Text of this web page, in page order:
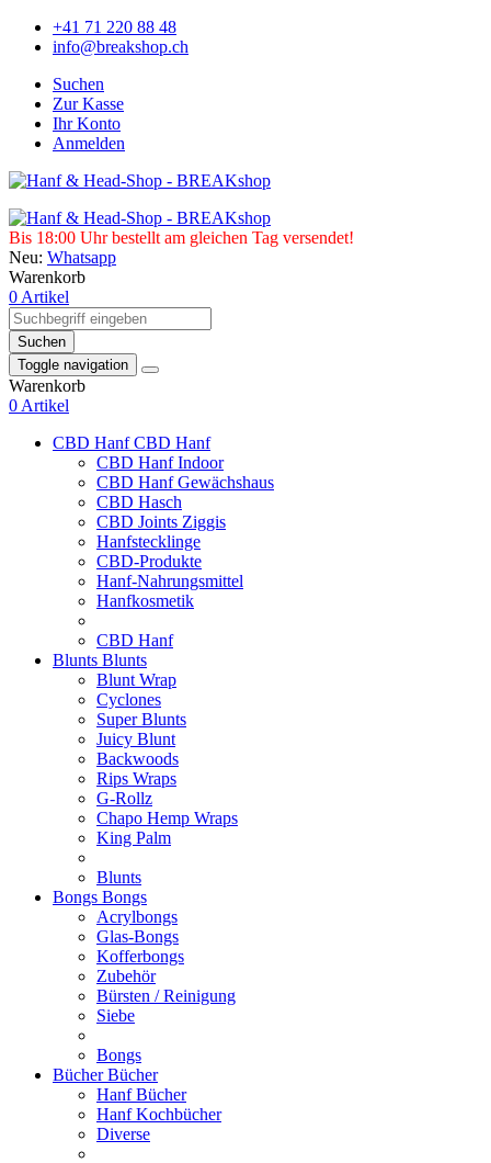
+41 71 220 88 48
info@breakshop.ch
Suchen
Zur Kasse
Ihr Konto
Anmelden
Bis 18:00 Uhr bestellt am gleichen Tag versendet!
Neu: Whatsapp
Warenkorb
0 Artikel
Suchen
Toggle navigation
Warenkorb
0 Artikel
CBD HanfCBD Hanf
CBD Hanf Indoor
CBD Hanf Gewächshaus
CBD Hasch
CBD Joints Ziggis
Hanfstecklinge
CBD-Produkte
Hanf-Nahrungsmittel
Hanfkosmetik
CBD Hanf
Blunts Blunts
Blunt Wrap
Cyclones
Super Blunts
Juicy Blunt
Backwoods
Rips Wraps
G-Rollz
Chapo Hemp Wraps
King Palm
Blunts
Bongs Bongs
Acrylbongs
Glas-Bongs
Kofferbongs
Zubehör
Bürsten / Reinigung
Siebe
Bongs
BücherBücher
Hanf Bücher
Hanf Kochbücher
Diverse